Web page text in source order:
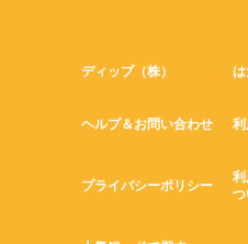
ディップ（株）
ヘルプ＆お問い合わせ
プライバシーポリシー
つ